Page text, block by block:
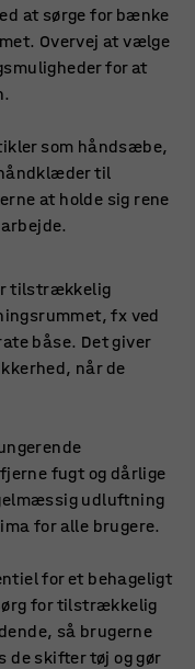
at sørge for bænke
Overvej at vælge
for at
som håndsæbe,
til
at holde sig rene
tilstrækkelig
fx ved
båse. Det giver
når de
fugt og dårlige
udluftning
for alle brugere.
for et behageligt
for tilstrækkelig
så brugerne
de skifter tøj og gør